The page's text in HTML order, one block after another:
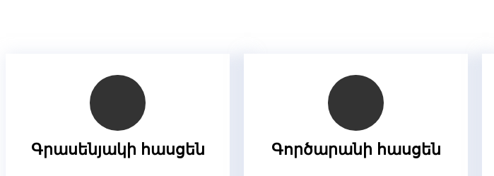
Գրասենյակի հասցեն Գործարանի հասցեն